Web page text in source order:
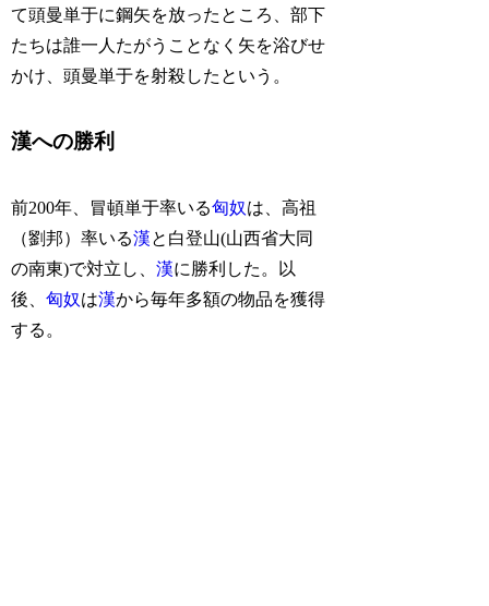
て頭曼単于に鋼矢を放ったところ、部下
たちは誰一人たがうことなく矢を浴びせ
かけ、頭曼単于を射殺したという。
漢への勝利
前200年、冒頓単于率いる匈奴は、高祖
（劉邦）率いる漢と白登山(山西省大同
の南東)で対立し、漢に勝利した。以
後、匈奴は漢から毎年多額の物品を獲得
する。